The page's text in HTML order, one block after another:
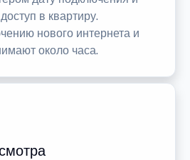
в квартиру.
нового интернета и
около часа.